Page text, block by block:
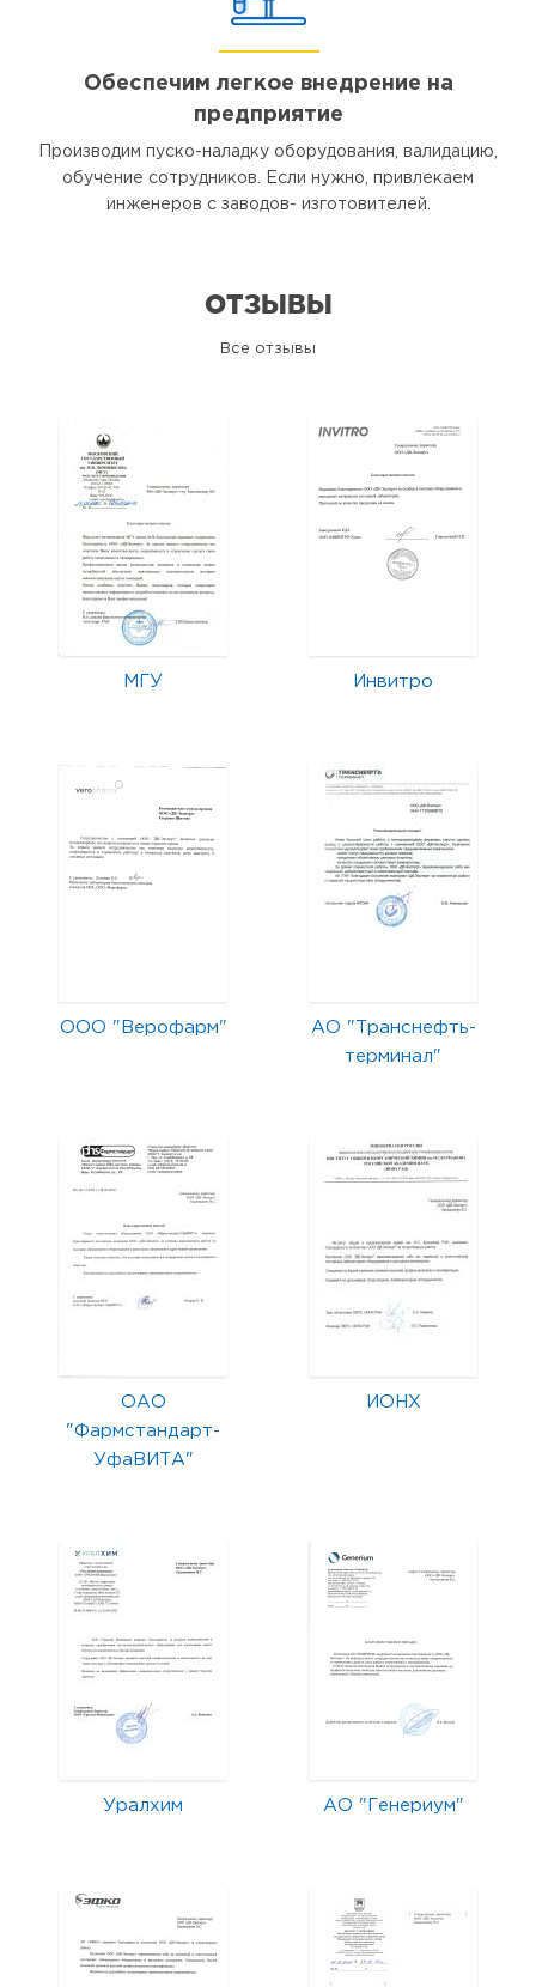
Обеспечим легкое внедрение на
предприятие
Производим пуско-наладку оборудования, валидацию,
обучение сотрудников. Если нужно, привлекаем
инженеров с заводов- изготовителей.
ОТЗЫВЫ
Все отзывы
МГУ Инвитро
ООО "Верофарм"
АО "Транснефть-
терминал"
ОАО
"Фармстандарт-
УфаВИТА"
ИОНХ
Уралхим АО "Генериум"